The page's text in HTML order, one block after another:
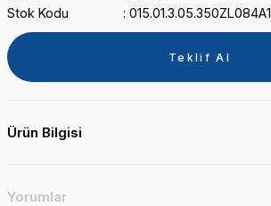
Stok Kodu
015.01.3.05.350ZL084A1
Teklif Al
Ürün Bilgisi
Yorumlar